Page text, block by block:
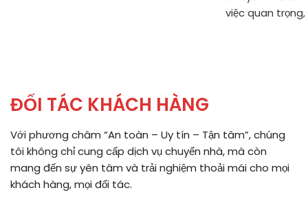
việc quan
ĐỐI TÁC KHÁCH HÀNG
Với phương châm “An toàn – Uy tín – Tận tâm”, chúng
tôi không chỉ cung cấp dịch vụ chuyển nhà, mà còn
mang đến sự yên tâm và trải nghiệm thoải mái cho mọi
khách hàng, mọi đối tác.